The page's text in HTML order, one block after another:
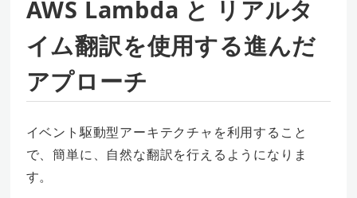
AWS Lambda と リアルタ
イム翻訳を使用する進んだ
アプローチ
イベント駆動型アーキテクチャを利用すること
で、簡単に、自然な翻訳を行えるようになりま
す。